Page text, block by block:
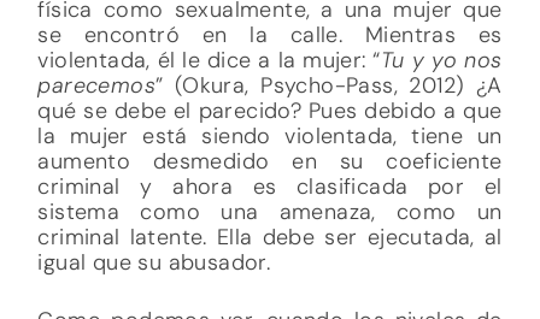
física como sexualmente, a una mujer que
se encontró en la calle. Mientras es
violentada, él le dice a la mujer: “Tu y yo nos
parecemos” (Okura, Psycho-Pass, 2012) ¿A
qué se debe el parecido? Pues debido a que
la mujer está siendo violentada, tiene un
aumento desmedido en su coeficiente
criminal y ahora es clasificada por el
sistema como una amenaza, como un
criminal latente. Ella debe ser ejecutada, al
igual que su abusador.